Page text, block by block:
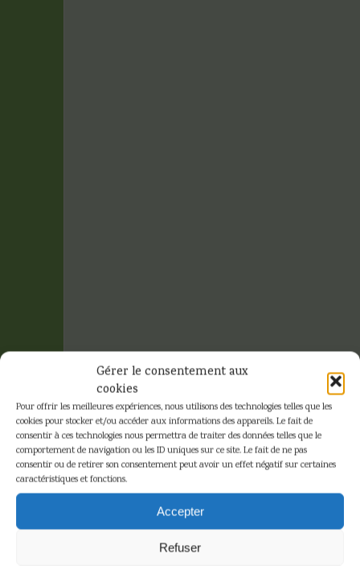
Gérer le consentement aux
cookies
Pour offrir les meilleures expériences, nous utilisons des technologies telles que les
cookies pour stocker et/ou accéder aux informations des appareils. Le fait de
consentir à ces technologies nous permettra de traiter des données telles que le
comportement de navigation ou les ID uniques sur ce site. Le fait de ne pas
consentir ou de retirer son consentement peut avoir un effet négatif sur certaines
caractéristiques et fonctions.
Accepter
Refuser
Tirage limité
numéroté /777